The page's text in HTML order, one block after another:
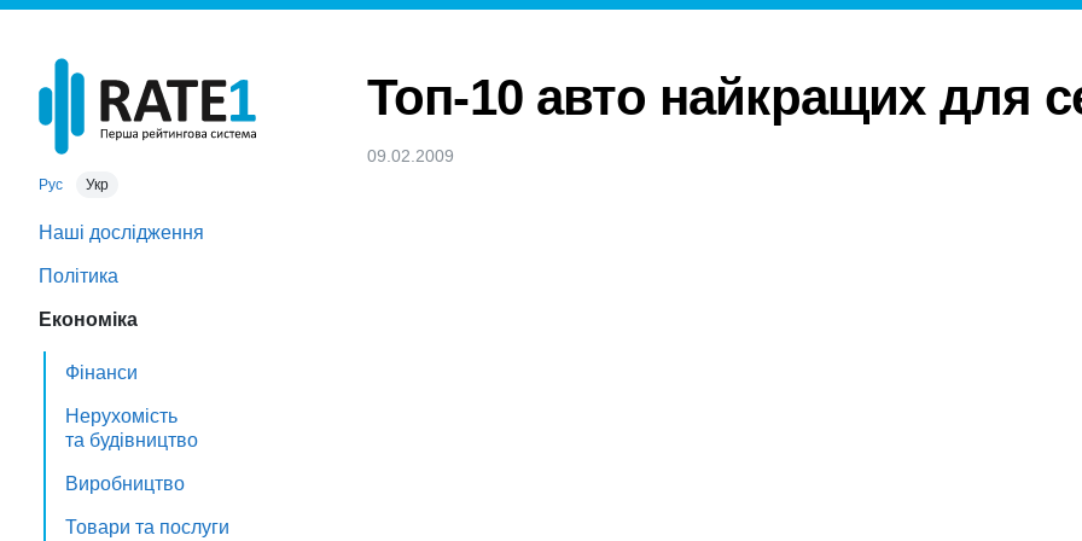
Рус Укр
Наші дослідження
Політика
Економіка
Фінанси
Нерухомість
та будівництво
Виробництво
Товари та послуги
Топ-10 авто найкращих для
09.02.2009